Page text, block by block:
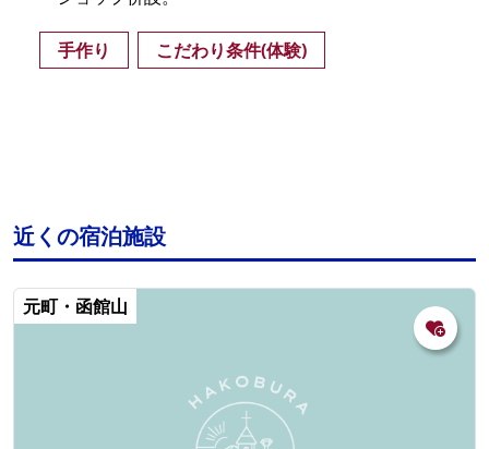
手作り こだわり条件(体験)
近くの宿泊施設
元町・函館山